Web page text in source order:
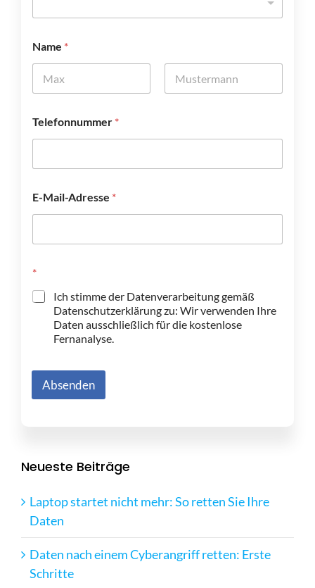
Name *
Telefonnummer *
E-Mail-Adresse *
*
Ich stimme der Datenverarbeitung gemäß
Datenschutzerklärung zu: Wir verwenden Ihre
Daten ausschließlich für die kostenlose
Fernanalyse.
Absenden
Neueste Beiträge
Laptop startet nicht mehr: So retten Sie Ihre
Daten
Daten nach einem Cyberangriff retten: Erste
Schritte